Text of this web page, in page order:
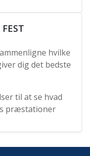
hvilke
dig det bedste
til at se hvad
præstationer